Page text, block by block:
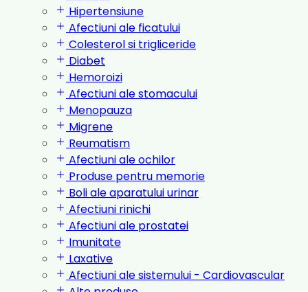
Hipertensiune
Afectiuni ale ficatului
Colesterol si trigliceride
Diabet
Hemoroizi
Afectiuni ale stomacului
Menopauza
Migrene
Reumatism
Afectiuni ale ochilor
Produse pentru memorie
Boli ale aparatului urinar
Afectiuni rinichi
Afectiuni ale prostatei
Imunitate
Laxative
Afectiuni ale sistemului - Cardiovascular